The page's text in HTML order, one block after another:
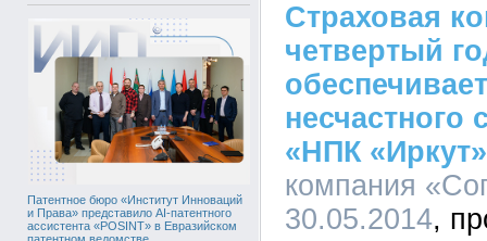
Патентное бюро «Институт Инноваций
и Права» представило AI-патентного
ассистента «POSINT» в Евразийском
Страховая
четвертый
несчастного
«НПК «Иркут»
компания
30.05.2014